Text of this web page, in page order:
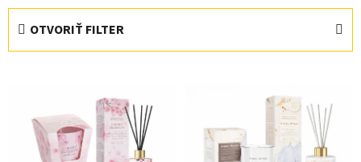
OTVORIŤ FILTER